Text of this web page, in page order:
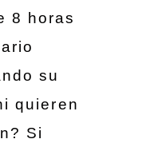
8 horas
su
quieren
Si